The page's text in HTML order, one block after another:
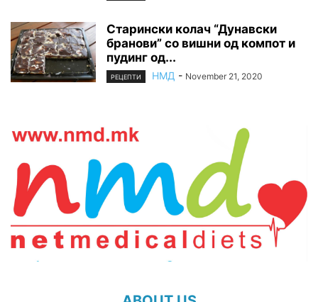
Старински колач “Дунавски
бранови” со вишни од компот и
пудинг од...
РЕЦЕПТИ НМД - November 21, 2020